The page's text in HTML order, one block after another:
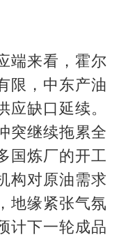
端来看，霍尔
限，中东产油
应缺口延续。
突继续拖累全
国炼厂的开工
构对原油需求
地缘紧张气氛
计下一轮成品